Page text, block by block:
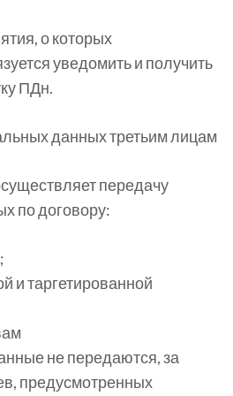
о которых
уведомить и получить
ПДн.
данных третьим лицам
передачу
по договору:
и таргетированной
не передаются, за
предусмотренных